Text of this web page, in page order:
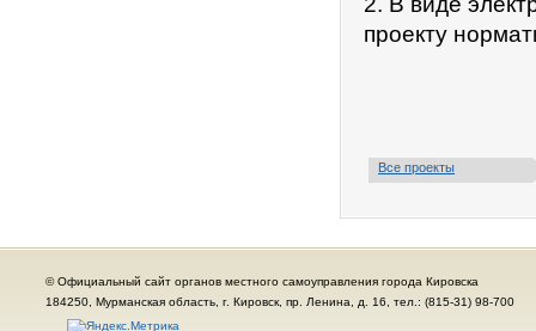
проекту
Все проекты
© Официальный сайт органов местного самоуправления города Кировска
184250, Мурманская область, г. Кировск, пр. Ленина, д. 16, тел.: (815-31) 98-700